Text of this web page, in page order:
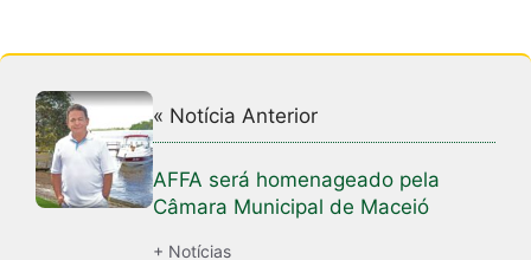
« Notícia Anterior
AFFA será homenageado pela
Câmara Municipal de Maceió
+ Notícias